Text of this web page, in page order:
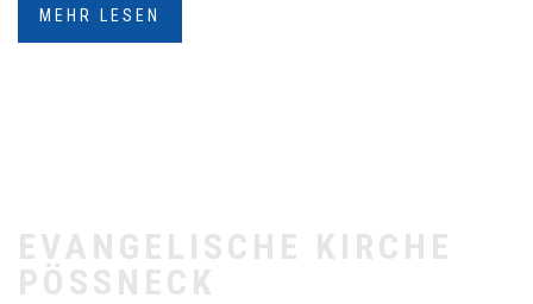
MEHR LESEN
EVANGELISCHE KIRCHE
PÖSSNECK